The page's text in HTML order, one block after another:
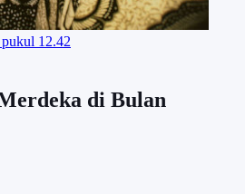
12.42
di Bulan